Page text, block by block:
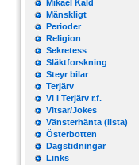
Mikael Käld
Mänskligt
Perioder
Religion
Sekretess
Släktforskning
Steyr bilar
Terjärv
Vi i Terjärv r.f.
Vitsar/Jokes
Vänsterhänta (lista)
Österbotten
Dagstidningar
Links